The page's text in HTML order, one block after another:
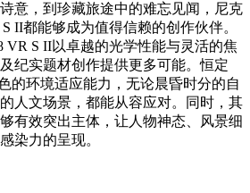
意，到珍藏旅途中的难忘见闻，尼克
II都能够成为值得信赖的创作伙伴。
VR S II以卓越的光学性能与灵活的焦
纪实题材创作提供更多可能。恒定
的环境适应能力，无论晨昏时分的自
人文场景，都能从容应对。同时，其
有效突出主体，让人物神态、风景细
染力的呈现。